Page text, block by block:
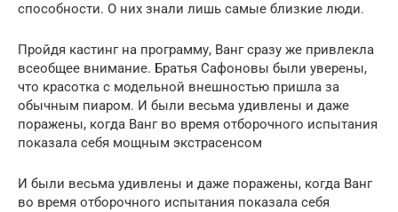
способности. О них знали лишь самые близкие люди.
Пройдя кастинг на программу, Ванг сразу же привлекла
всеобщее внимание. Братья Сафоновы были уверены,
что красотка с модельной внешностью пришла за
обычным пиаром. И были весьма удивлены и даже
поражены, когда Ванг во время отборочного испытания
показала себя мощным экстрасенсом
И были весьма удивлены и даже поражены, когда Ванг
во время отборочного испытания показала себя